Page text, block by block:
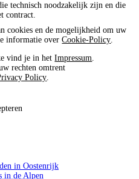
technisch noodzakelijk zijn en die
contract.
cookies en de mogelijkheid om uw
informatie overCookie-Policy
vind je in hetImpressum
rechten omtrent
Policy
in Oostenrijk
in de Alpen